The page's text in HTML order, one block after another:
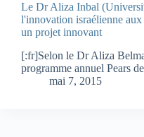
Le Dr Aliza Inbal
l'innovation israélienne
un projet innovant
[:fr]Selon le Dr Aliza
programme annuel Pears
mai 7, 2015